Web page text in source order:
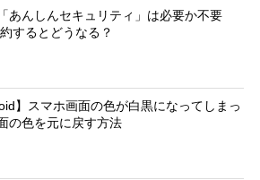
あんしんセキュリティ」は必要か不要
するとどうなる？
】スマホ画面の色が白黒になってしまっ
の色を元に戻す方法